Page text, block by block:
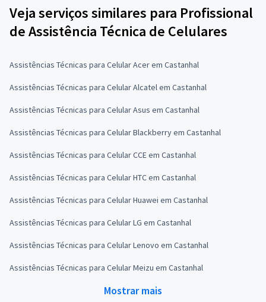
Veja serviços similares para Profissional
de Assistência Técnica de Celulares
Assistências Técnicas para Celular Acer em Castanhal
Assistências Técnicas para Celular Alcatel em Castanhal
Assistências Técnicas para Celular Asus em Castanhal
Assistências Técnicas para Celular Blackberry em Castanhal
Assistências Técnicas para Celular CCE em Castanhal
Assistências Técnicas para Celular HTC em Castanhal
Assistências Técnicas para Celular Huawei em Castanhal
Assistências Técnicas para Celular LG em Castanhal
Assistências Técnicas para Celular Lenovo em Castanhal
Assistências Técnicas para Celular Meizu em Castanhal
Mostrar mais